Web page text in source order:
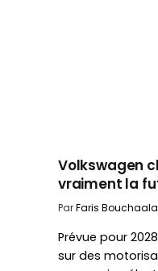
Volkswagen
vraiment la
ParFaris Bouchaala
Prévue pour
sur des